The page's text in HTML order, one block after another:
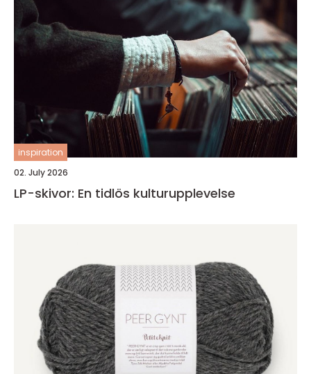
inspiration
02. July 2026
LP-skivor: En tidlös kulturupplevelse